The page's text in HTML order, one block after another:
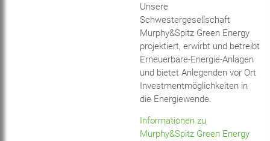
Energieeffizienz
Energien
Unsere
Schwestergesellschaft
Murphy&Spitz Green Energy
projektiert, erwirbt und betreibt
Erneuerbare-Energie-Anlagen
und bietet Anlegenden vor Ort
Investmentmöglichkeiten in
die Energiewende.
Informationen zu
Murphy&Spitz Green Energy